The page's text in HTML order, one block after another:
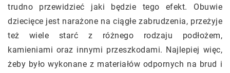
trudno przewidzieć jaki będzie tego efekt. Obuwie
dziecięce jest narażone na ciągłe zabrudzenia, przeżyje
też wiele starć z różnego rodzaju podłożem,
kamieniami oraz innymi przeszkodami. Najlepiej więc,
żeby było wykonane z materiałów odpornych na brud i